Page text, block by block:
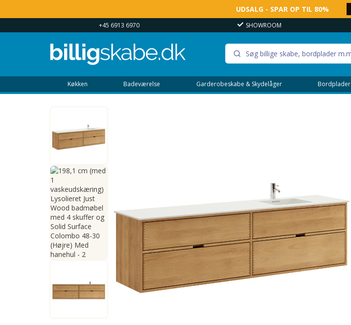
UDSALG - SPAR OP TIL 80%
+45 6913 6970 SHOWROOM
Køkken Badeværelse Garderobeskabe & Skydelåger Bordplader